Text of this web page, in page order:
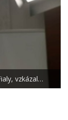
vzkázal…